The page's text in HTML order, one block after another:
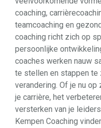
coaching,
teamcoaching en
coaching richt zich op
persoonlijke
coaches werken nauw
te stellen en stappen te
verandering. Of je nu
je carrière, het
versterken van je
Kempen Coaching